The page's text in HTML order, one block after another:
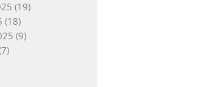
(19)
(18)
(9)